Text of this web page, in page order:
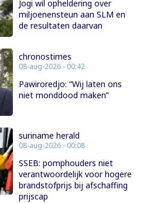
Jogi wil opheldering over
miljoenensteun aan SLM en
de resultaten daarvan
chronostimes
08-aug-2026 - 00:42
Pawiroredjo: “Wij laten ons
niet monddood maken”
suriname herald
08-aug-2026 - 00:08
SSEB: pomphouders niet
verantwoordelijk voor hogere
brandstofprijs bij afschaffing
prijscap